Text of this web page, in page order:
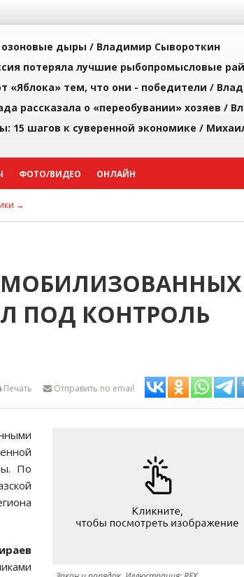
озоновые дыры / Владимир Сывороткин
потеряла лучшие рыбопромысловые
«Яблока» тем, что они - победители /
рассказала о «переобувании» хозяев /
15 шагов к суверенной экономике /
ФОТО/ВИДЕО ОНЛАЙН
→
МОБИЛИЗОВАННЫХ
ПОД КОНТРОЛЬ
Отправить по email
Печать
По